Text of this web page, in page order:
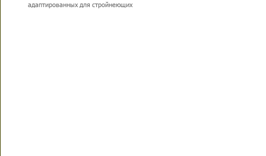
адаптированных для стройнеющих